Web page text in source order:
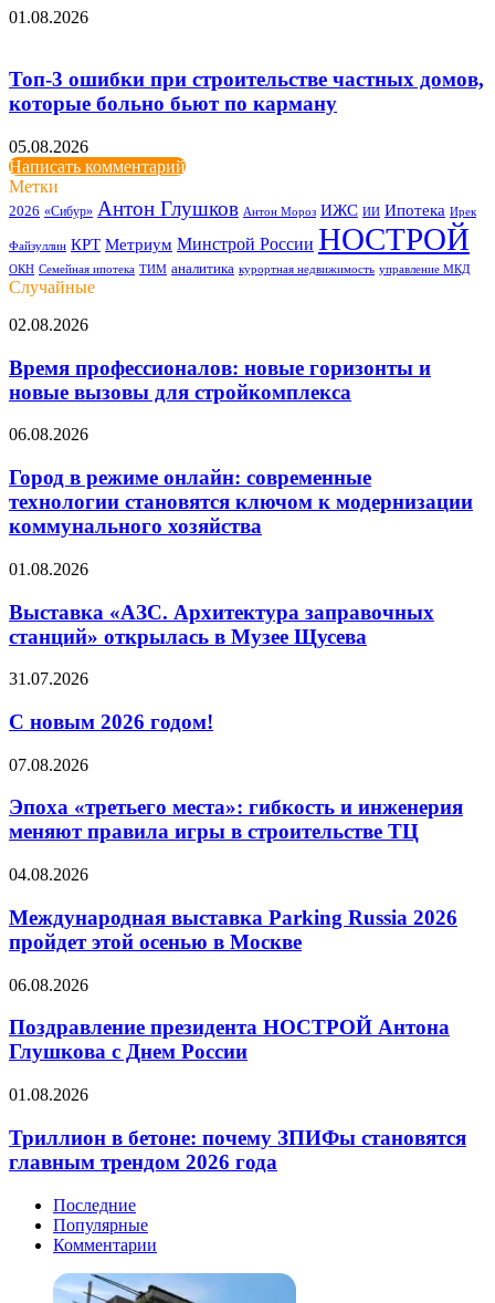
01.08.2026
Топ-3 ошибки при строительстве частных домов,
которые больно бьют по карману
05.08.2026
Написать комментарий
Метки
2026 «Сибур» Антон Глушков Антон Мороз ИЖС ИИ Ипотека Ирек
Файзуллин КРТ Метриум Минстрой России НОСТРОЙ
ОКН Семейная ипотека ТИМ аналитика курортная недвижимость управление МКД
Случайные
Время
новые
горизонты
и
вызовы
стройкомплекса
02.08.2026
Время профессионалов: новые горизонты и
новые вызовы для стройкомплекса
Город
режиме
онлайн:
современные
технологии
ключом
модернизации
коммунального
хозяйства
06.08.2026
Город в режиме онлайн: современные
технологии становятся ключом к модернизации
коммунального хозяйства
Выставка
Архитектура
заправочных
станций»
в
Щусева
01.08.2026
Выставка «АЗС. Архитектура заправочных
станций» открылась в Музее Щусева
С
2026
годом!
31.07.2026
С новым 2026 годом!
Эпоха
места»:
и
меняют
игры
в
ТЦ
07.08.2026
Эпоха «третьего места»: гибкость и инженерия
меняют правила игры в строительстве ТЦ
Международная
Parking
Russia
2026
этой
в
Москве
04.08.2026
Международная выставка Parking Russia 2026
пройдет этой осенью в Москве
Поздравление
НОСТРОЙ
Антона
Глушкова
Днем
06.08.2026
Поздравление президента НОСТРОЙ Антона
Глушкова с Днем России
Триллион
бетоне:
почему
ЗПИФы
главным
трендом
2026
01.08.2026
Триллион в бетоне: почему ЗПИФы становятся
главным трендом 2026 года
Последние
Популярные
Комментарии